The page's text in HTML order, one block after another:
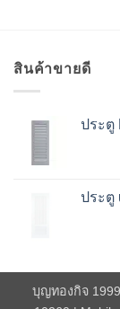
สินค้าขายดี
ประตู
ประตู
บุญทองกิจ